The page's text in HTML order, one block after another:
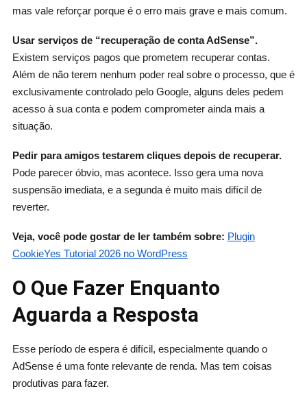
mas vale reforçar porque é o erro mais grave e mais comum.
Usar serviços de “recuperação de conta AdSense”.
Existem serviços pagos que prometem recuperar contas.
Além de não terem nenhum poder real sobre o processo, que é
exclusivamente controlado pelo Google, alguns deles pedem
acesso à sua conta e podem comprometer ainda mais a
situação.
Pedir para amigos testarem cliques depois de recuperar.
Pode parecer óbvio, mas acontece. Isso gera uma nova
suspensão imediata, e a segunda é muito mais difícil de
reverter.
Veja, você pode gostar de ler também sobre: Plugin
CookieYes Tutorial 2026 no WordPress
O Que Fazer Enquanto
Aguarda a Resposta
Esse período de espera é difícil, especialmente quando o
AdSense é uma fonte relevante de renda. Mas tem coisas
produtivas para fazer.